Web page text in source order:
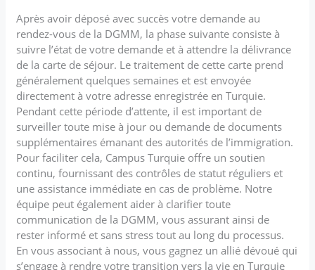
Après avoir déposé avec succès votre demande au
rendez-vous de la DGMM, la phase suivante consiste à
suivre l’état de votre demande et à attendre la délivrance
de la carte de séjour. Le traitement de cette carte prend
généralement quelques semaines et est envoyée
directement à votre adresse enregistrée en Turquie.
Pendant cette période d’attente, il est important de
surveiller toute mise à jour ou demande de documents
supplémentaires émanant des autorités de l’immigration.
Pour faciliter cela, Campus Turquie offre un soutien
continu, fournissant des contrôles de statut réguliers et
une assistance immédiate en cas de problème. Notre
équipe peut également aider à clarifier toute
communication de la DGMM, vous assurant ainsi de
rester informé et sans stress tout au long du processus.
En vous associant à nous, vous gagnez un allié dévoué qui
s’engage à rendre votre transition vers la vie en Turquie